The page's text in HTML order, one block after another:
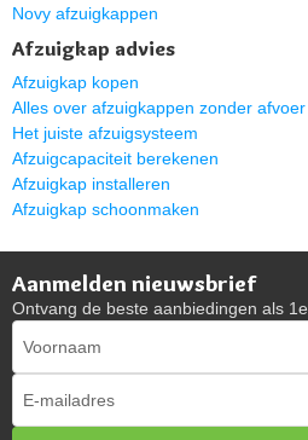
Novy afzuigkappen
Afzuigkap advies
Afzuigkap kopen
Alles over afzuigkappen zonder afvoer
Het juiste afzuigsysteem
Afzuigcapaciteit berekenen
Afzuigkap installeren
Afzuigkap schoonmaken
Aanmelden nieuwsbrief
Ontvang de beste aanbiedingen als 1e